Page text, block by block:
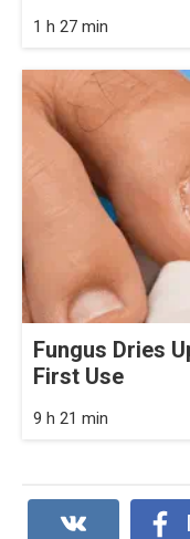
1 h 27 min
Fungus Dries
First Use
9 h 21 min